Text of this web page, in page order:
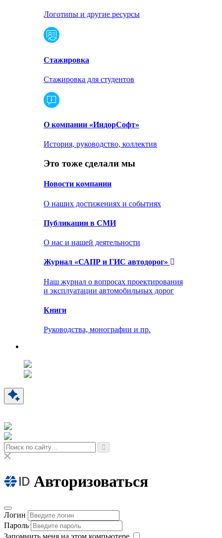
Логотипы и другие ресурсы
Стажировка
Стажировка для студентов
О компании «ИндорСофт»
История, руководство, коллектив
Это тоже сделали мы
Новости компании
О наших достижениях и событиях
Публикации в СМИ
О нас и нашей деятельности
Журнал «САПР и ГИС автодорог»
Наш журнал о вопросах проектирования
и эксплуатации автомобильных дорог
Книги
Руководства, монографии и пр.
Авторизоваться
Логин
Пароль